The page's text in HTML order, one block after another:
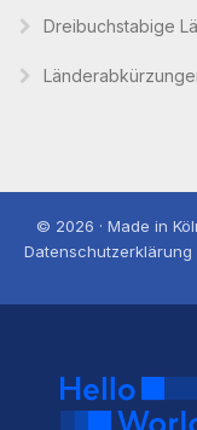
Dreibuchstabige
© 2026 · Made in
Datenschutzerklärung